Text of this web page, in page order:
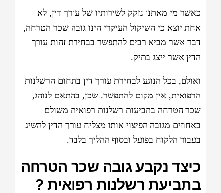
כאשר מי מאתנו נזקק לשירותיו של עורך דין, לא
אחת יוצא כי השיקול העיקרי הינו גובה שכר הטרחה,
דבר אשר מביא רבים להתפשר בבחירת זהות עורך
הדין אשר ייצג בתיק.
ואולם, בכל הנוגע לבחירת עורך דין בתחום הרשלנות
הרפואית, אין מקום להתפשר. שכן, בהתאם לנוהג,
שכר הטרחה בתביעות רשלנות רפואית משולם
באחוזים מגובה הפיצוי אותו מצליח עורך הדין להשיג
בעבור הלקוח בפועל ובסוף ההליך בלבד.
כיצד נקבע גובה שכר הטרחה
בתביעת רשלנות רפואית ?